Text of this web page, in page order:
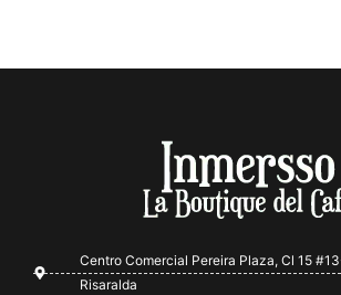
Centro Comercial Pereira Plaza, Cl 15
Risaralda